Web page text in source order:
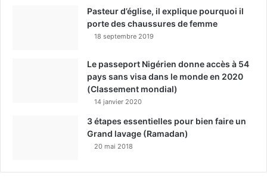
Pasteur d’église, il explique pourquoi il
porte des chaussures de femme
18 septembre 2019
Le passeport Nigérien donne accès à 54
pays sans visa dans le monde en 2020
(Classement mondial)
14 janvier 2020
3 étapes essentielles pour bien faire un
Grand lavage (Ramadan)
20 mai 2018